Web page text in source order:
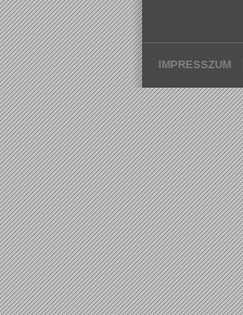
IMPRESSZUM